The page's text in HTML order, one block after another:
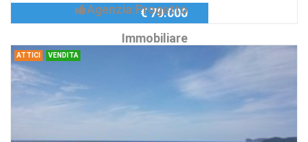
Agenzia:Progetto
Immobiliare
€ 70.000
ATTICI VENDITA